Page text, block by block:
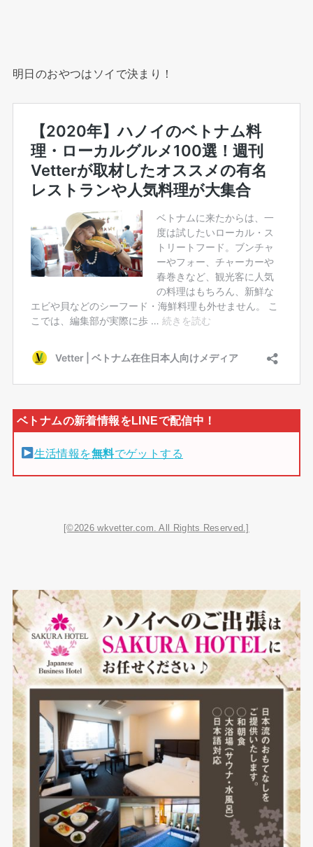
明日のおやつはソイで決まり！
生活情報を無料でゲットする
[©2026 wkvetter.com. All Rights Reserved.]